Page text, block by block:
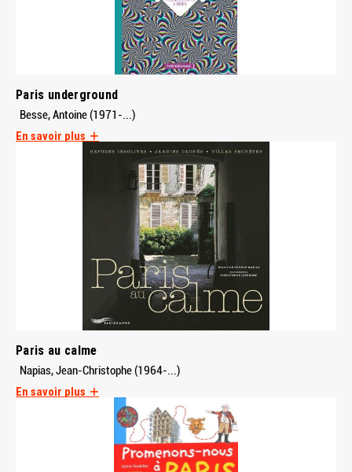
Paris underground
Besse, Antoine (1971-...)
En savoir plus
Paris au calme
Napias, Jean-Christophe (1964-...)
En savoir plus